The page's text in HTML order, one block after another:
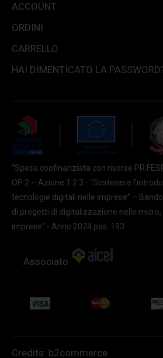
ACCOUNT
ORDINI
CARRELLO
HAI DIMENTICATO LA
“Spesa coofinanziata con risorse PR
OP 2 – Azione 1.2.3 - "Sostenere
tecnologie digitali nelle imprese” –
di progetti di digitalizzazione nelle micro,
imprese” - Anno 2024 pos. 193
Associato
Credits: b2commerce